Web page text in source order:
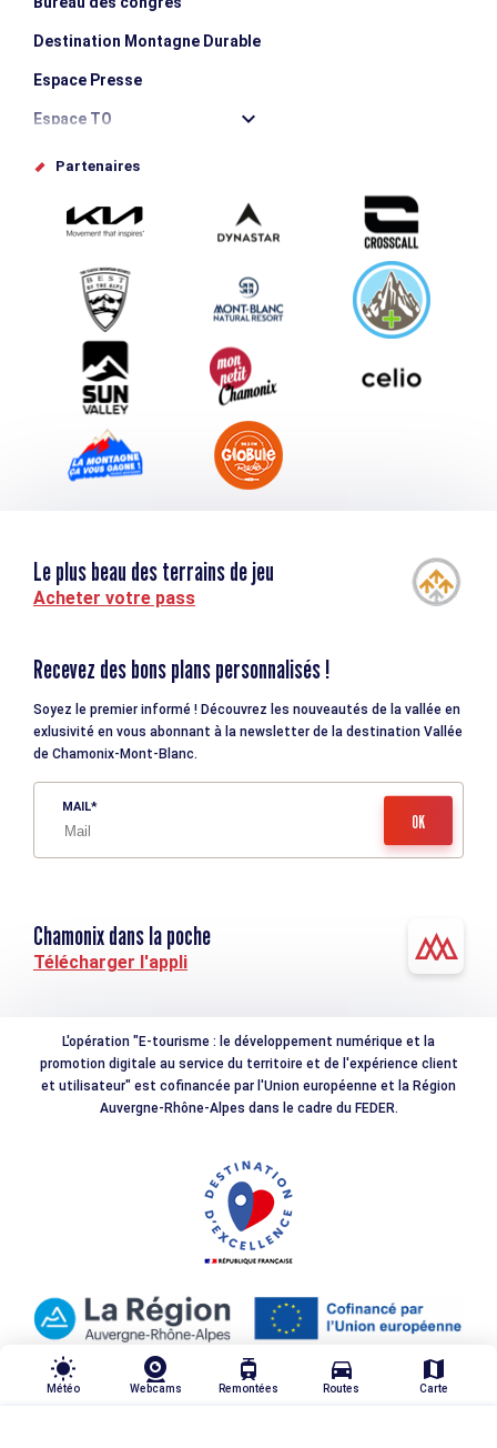
Destination Montagne Durable
Espace Presse
Espace TO
Offices de tourisme
Proposez votre évènement
Service groupes et séminaires
Téléchargements
Tourisme et handicap
Partenaires
Le plus beau des terrains de jeu
Acheter votre pass
Recevez des bons plans personnalisés !
Soyez le premier informé ! Découvrez les nouveautés de la vallée en
exlusivité en vous abonnant à la newsletter de la destination Vallée
de Chamonix-Mont-Blanc.
MAIL
Chamonix dans la poche
Télécharger l'appli
L'opération "E-tourisme : le développement numérique et la
promotion digitale au service du territoire et de l'expérience client
et utilisateur" est cofinancée par l'Union européenne et la Région
Auvergne-Rhône-Alpes dans le cadre du FEDER.
wb_sunny
Météo Webcams
tram
Remontées
directions_car
Routes
map
Carte